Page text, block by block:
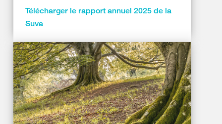
Télécharger le rapport annuel 2025 de la
Suva